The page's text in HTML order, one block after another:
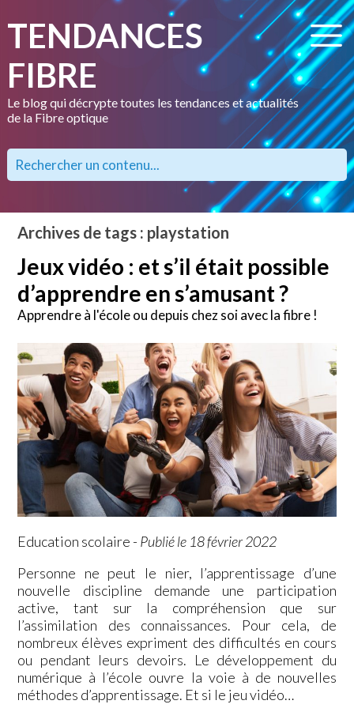
TENDANCES
FIBRE
Le blog qui décrypte toutes les tendances et actualités
de la Fibre optique
Archives de tags : playstation
Jeux vidéo : et s’il était possible
d’apprendre en s’amusant ?
Apprendre à l'école ou depuis chez soi avec la fibre !
Education scolaire - Publié le 18 février 2022
Personne ne peut le nier, l’apprentissage d’une
nouvelle discipline demande une participation
active, tant sur la compréhension que sur
l’assimilation des connaissances. Pour cela, de
nombreux élèves expriment des difficultés en cours
ou pendant leurs devoirs. Le développement du
numérique à l’école ouvre la voie à de nouvelles
méthodes d’apprentissage. Et si le jeu vidéo…